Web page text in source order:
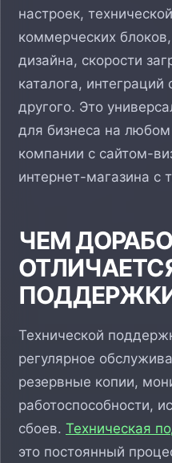
настроек,
коммерческих
дизайна, скорости
каталога, интеграций
другого. Это
для бизнеса на
компании с сайтом-
интернет-магазина с
ЧЕМ
Технической
регулярное
резервные копии,
работоспособности,
сбоев. Техническая
это постоянный